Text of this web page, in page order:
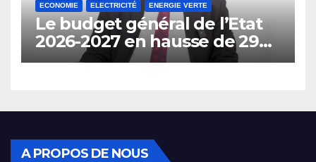
ECONOMIE ELECTRICITÉ ENERGIE VERTE
Le budget général de l’Etat
2026-2027 en hausse de 29%
prévoit l’interdiction de
A PROPOS DE NOUS